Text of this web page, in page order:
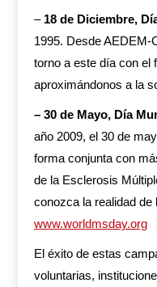
– 18 de Diciembre,
1995. Desde
torno a este día con el
aproximándonos a la
– 30 de Mayo, Día
año 2009, el 30 de
forma conjunta con
de la Esclerosis
conozca la realidad
www.worldmsday.org
El éxito de estas
voluntarias,